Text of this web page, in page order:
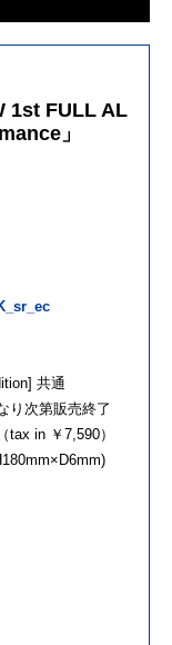
1st FULL AL
」
共通
り次第販売終了
tax in ￥7,590）